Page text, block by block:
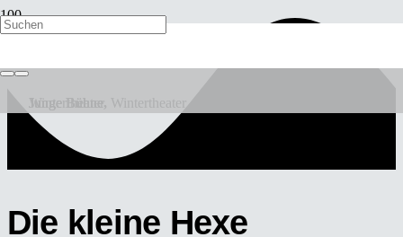
Die kleine Hexe